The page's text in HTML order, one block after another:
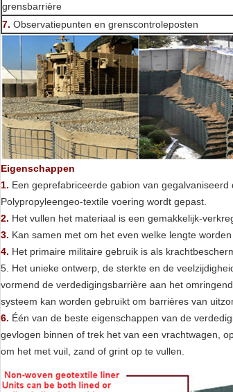
grensbarrière
7. Observatiepunten en grenscontroleposten
Eigenschappen
1. Een geprefabriceerde gabion van
Polypropyleengeo-textile voering wordt gepast.
2. Het vullen het materiaal is een gemakkelijk-
3. Kan samen met om het even welke lengte
4. Het primaire militaire gebruik is als
5. Het unieke ontwerp, de sterkte en de
vormend de verdedigingsbarrière aan het
systeem kan worden gebruikt om barrières van
6. Één van de beste eigenschappen van de
gevlogen binnen of trek het van een vrachtwagen,
om het met vuil, zand of grint op te vullen.